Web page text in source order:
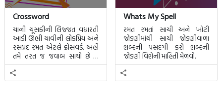
એજચાલતીશ્રુષ્ટિમાંનવુંજીવનજીવતાશીખવાડેછે.!
ખરેખરખબરનથીપડતી, એનેમાંકહુંકેમાતૃભાષા;
કારણકેમનેમારીમાતૃભાષામારાદેશજેવીલાગેછે.!
Crossword
ચાની ચૂસકીની લિજ્જત વધારતી
આડી ઊભી ચાવીની લોકપ્રિય અને
રસપ્રદ રમત એટલે ક્રોસવર્ડ. અહીં
તમે તરત જ જવાબ સાચો છે કે
ખોટો તે જાણી શકાશે.
Whats My Spell
રમત રમતાં સાચી અને ખોટી
જોડણીમાંથી સાચી જોડણીવાળા
શબ્દની પસંદગી કરો શબ્દની
જોડણી વિશેની માહિતી મેળવો.